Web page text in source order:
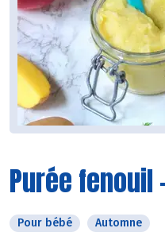
Purée fenouil
Pour bébé Automne